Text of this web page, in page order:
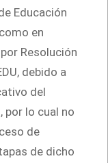
Educación
en
Resolución
debido a
del
por lo cual no
de
de dicho